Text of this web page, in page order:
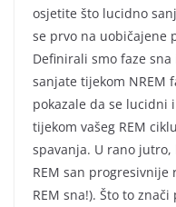
osjetite što lucidno
se prvo na uobičajene
Definirali smo faze
sanjate tijekom NREM
pokazale da se lucidni
tijekom vašeg REM
spavanja. U rano jutro,
REM san progresivnije
REM sna!). Što to